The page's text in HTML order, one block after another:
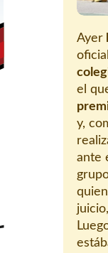
Ayer
el
y,
ante